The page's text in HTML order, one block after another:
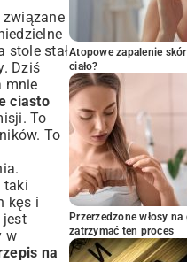
ciasta
suchych
i czas
triki
stole stał
Dziś
mnie
ciasto
To
To
taki
kęs i
jest
w
na
Atopowe zapalenie
ciało?
Przerzedzone włosy
zatrzymać ten proces